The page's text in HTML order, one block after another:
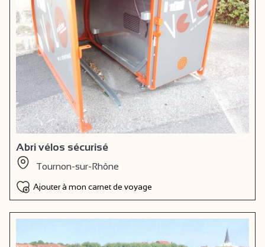
Abri vélos sécurisé
Tournon-sur-Rhône
Ajouter à mon carnet de voyage